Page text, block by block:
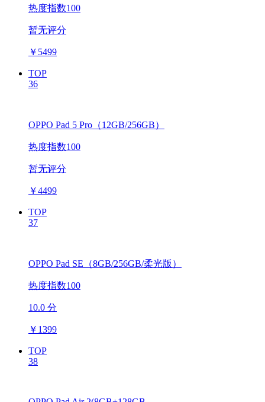
热度指数100
暂无评分
￥ 5499
TOP
36
OPPO Pad 5 Pro（12GB/256GB）
热度指数100
暂无评分
￥4499
TOP
37
OPPO Pad SE（8GB/256GB/柔光版）
热度指数100
10.0 分
￥ 1399
TOP
38